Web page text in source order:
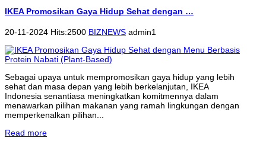
IKEA Promosikan Gaya Hidup Sehat dengan …
20-11-2024 Hits:2500 BIZNEWS admin1
Sebagai upaya untuk mempromosikan gaya hidup yang lebih
sehat dan masa depan yang lebih berkelanjutan, IKEA
Indonesia senantiasa meningkatkan komitmennya dalam
menawarkan pilihan makanan yang ramah lingkungan dengan
memperkenalkan pilihan...
Read more